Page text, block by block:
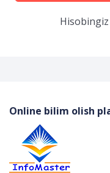
Online bilim olish